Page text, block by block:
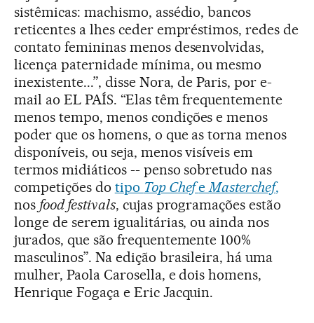
sistêmicas: machismo, assédio, bancos
reticentes a lhes ceder empréstimos, redes de
contato femininas menos desenvolvidas,
licença paternidade mínima, ou mesmo
inexistente...”, disse Nora, de Paris, por e-
mail ao EL PAÍS. “Elas têm frequentemente
menos tempo, menos condições e menos
poder que os homens, o que as torna menos
disponíveis, ou seja, menos visíveis em
termos midiáticos -- penso sobretudo nas
competições do tipo Top ChefeMasterchef,
nos food festivals, cujas programações estão
longe de serem igualitárias, ou ainda nos
jurados, que são frequentemente 100%
masculinos”. Na edição brasileira, há uma
mulher, Paola Carosella, e dois homens,
Henrique Fogaça e Eric Jacquin.